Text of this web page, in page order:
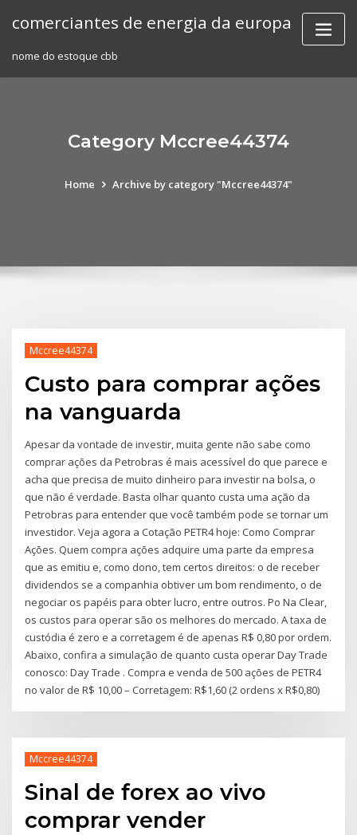
comerciantes de energia da europa
nome do estoque cbb
Category Mccree44374
Home Archive by category "Mccree44374"
Mccree44374
Custo para comprar ações
na vanguarda
Apesar da vontade de investir, muita gente não sabe como
comprar ações da Petrobras é mais acessível do que parece e
acha que precisa de muito dinheiro para investir na bolsa, o
que não é verdade. Basta olhar quanto custa uma ação da
Petrobras para entender que você também pode se tornar um
investidor. Veja agora a Cotação PETR4 hoje: Como Comprar
Ações. Quem compra ações adquire uma parte da empresa
que as emitiu e, como dono, tem certos direitos: o de receber
dividendos se a companhia obtiver um bom rendimento, o de
negociar os papéis para obter lucro, entre outros. Po Na Clear,
os custos para operar são os melhores do mercado. A taxa de
custódia é zero e a corretagem é de apenas R$ 0,80 por ordem.
Abaixo, confira a simulação de quanto custa operar Day Trade
conosco: Day Trade . Compra e venda de 500 ações de PETR4
no valor de R$ 10,00 – Corretagem: R$1,60 (2 ordens x R$0,80)
Mccree44374
Sinal de forex ao vivo
comprar vender